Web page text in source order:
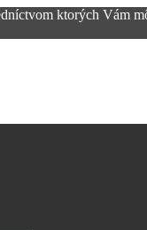
ktorých Vám